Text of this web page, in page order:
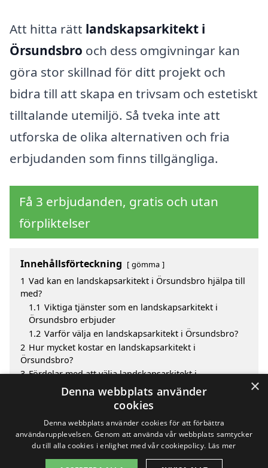
Att hitta rätt landskapsarkitekt i
Örsundsbro och dess omgivningar kan
göra stor skillnad för ditt projekt och
bidra till att skapa en trivsam och estetiskt
tilltalande utemiljö. Så tveka inte att
utforska de olika alternativen och fria
erbjudanden som finns tillgängliga.
Få 3 erbjudanden, gratis och utan
förpliktelser
Innehållsförteckning gömma
1 Vad kan en landskapsarkitekt i Örsundsbro hjälpa till
med?
1.1 Viktiga tjänster som en landskapsarkitekt i
Örsundsbro erbjuder
1.2 Varför välja en landskapsarkitekt i Örsundsbro?
2 Hur mycket kostar en landskapsarkitekt i
Örsundsbro?
3 Fördelar med att välja landskapsarkitekt i
Örsundsbro
Sök efter en skicklig landskapsarkitekt i de
omgivande städerna Örsundsbro
×
Denna webbplats använder
cookies
Denna webbplats använder cookies för att förbättra
användarupplevelsen. Genom att använda vår webbplats samtycker
du till alla cookies i enlighet med vår cookiepolicy. Läs mer